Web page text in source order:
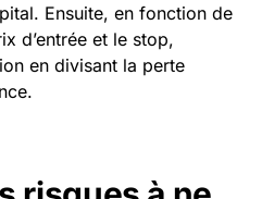
Ensuite, en fonction de
d’entrée et le stop,
en divisant la perte